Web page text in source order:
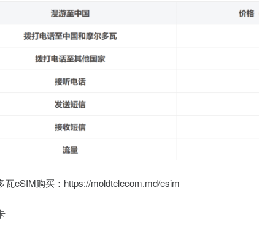
瓦eSIM购买：https://moldtelecom.md/esim